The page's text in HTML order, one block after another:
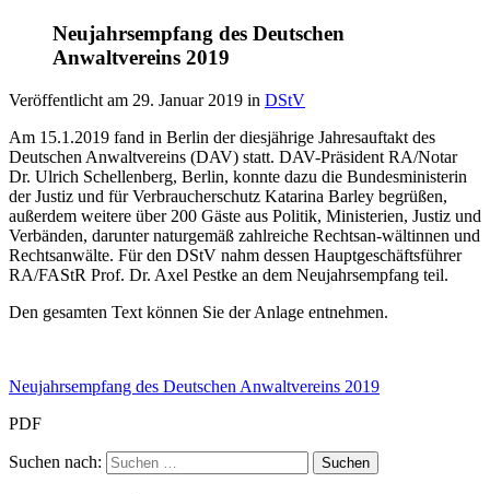
Neujahrsempfang des Deutschen
Anwaltvereins 2019
Veröffentlicht am 29. Januar 2019 in DStV
Am 15.1.2019 fand in Berlin der diesjährige Jahresauftakt des
Deutschen Anwaltvereins (DAV) statt. DAV-Präsident RA/Notar
Dr. Ulrich Schellenberg, Berlin, konnte dazu die Bundesministerin
der Justiz und für Verbraucherschutz Katarina Barley begrüßen,
außerdem weitere über 200 Gäste aus Politik, Ministerien, Justiz und
Verbänden, darunter naturgemäß zahlreiche Rechtsan-wältinnen und
Rechtsanwälte. Für den DStV nahm dessen Hauptgeschäftsführer
RA/FAStR Prof. Dr. Axel Pestke an dem Neujahrsempfang teil.
Den gesamten Text können Sie der Anlage entnehmen.
Neujahrsempfang des Deutschen Anwaltvereins 2019
PDF
Suchen nach: